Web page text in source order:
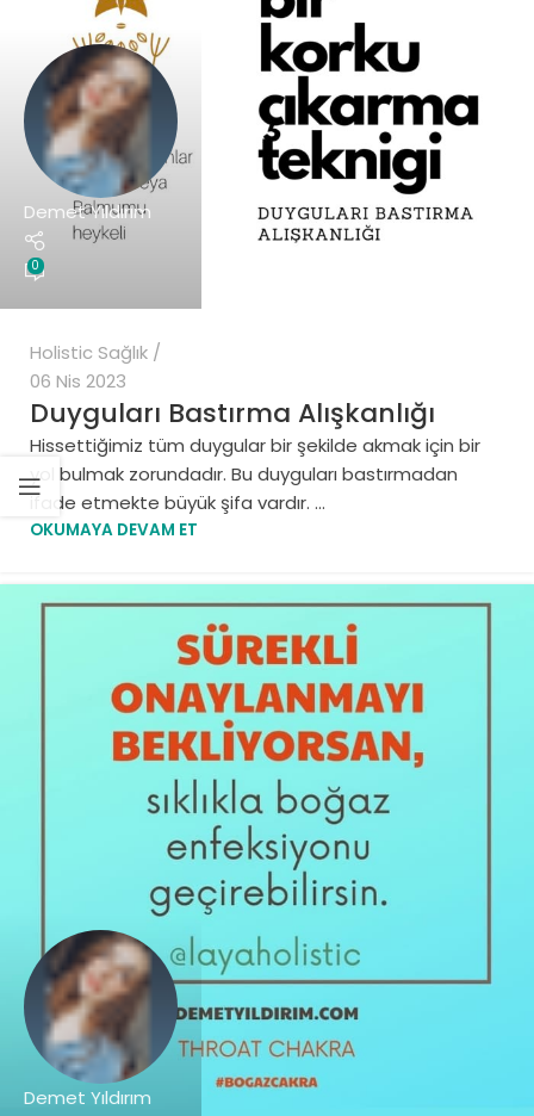
Demet Yıldırım
0
Holistic Sağlık
06 Nis 2023
Duyguları Bastırma Alışkanlığı
Hissettiğimiz tüm duygular bir şekilde akmak için bir
yol bulmak zorundadır. Bu duyguları bastırmadan
ifade etmekte büyük şifa vardır. ...
OKUMAYA DEVAM ET
Demet Yıldırım